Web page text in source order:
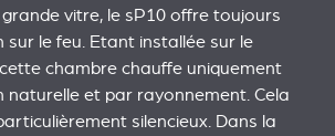
grande vitre, le sP10 offre toujours
sur le feu. Etant installée sur le
chambre chauffe uniquement
naturelle et par rayonnement. Cela
silencieux. Dans la